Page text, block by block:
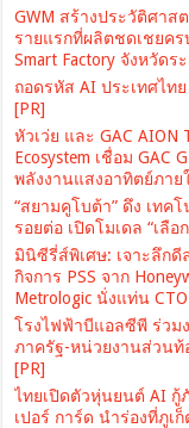
GWM สร้างประวัติศา
รายแรกที่ผลิตชดเชยคร
Smart Factory จังหวัดร
ถอดรหัส AI ประเทศไทย
[PR]
หัวเว่ย และ GAC AION
Ecosystem เชื่อม GAC
พลังงานแสงอาทิตย์ภาย
“สยามคูโบต้า” ดึง เทค
รอยต่อ เปิดโมเดล “เลื
มินิซีรี่ส์พิเศษ: เจาะลึก
กิจการ PSS จาก
Metrologic นั่งแท่น
โรงไฟฟ้าบีแอลซีพี ร่วมง
ภาครัฐ-หน่วยงานส่วนท้
[PR]
ไทยเปิดตัวหุ่นยนต์ AI กู้
เปอร์ การ์ด นำร่องที่ภูเก็